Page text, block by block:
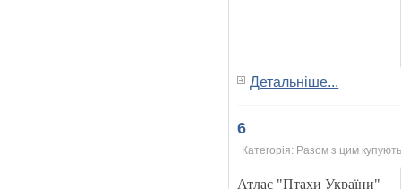
Детальніше...
6
Категорія: Разом з цим
Атлас "Птахи України"